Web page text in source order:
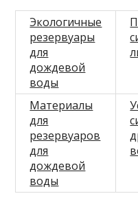
Экологичные
резервуары
для
дождевой
воды
Материалы
для
резервуаров
для
дождевой
воды